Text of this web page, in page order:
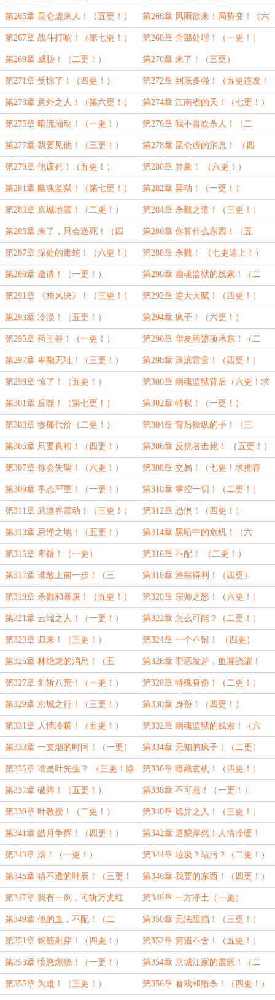
更！）
第265章 昆仑虚来人！（五更！） 第266章 风雨欲来！局势变！（六
更，求推荐票！）
第267章 战斗打响！（第七更！） 第268章 全部处理！（一更！）
第269章 威胁！（二更！） 第270章 来了！（三更）
第271章 受惊了！（四更！） 第272章 到底多强！（五更连发！
求推荐票！）
第273章 意外之人！（第六更！） 第274章 江南省的天！（七更！）
第275章 暗流涌动！（一更！） 第276章 我不喜欢杀人！（二
更！）
第277章 我要见他！（三更！） 第278章 昆仑虚的消息！ （四
更！）
第279章 他该死！（五更！） 第280章 异象！ （六更！）
第281章 幽魂监狱！（第七更！） 第282章 异动！（一更！）
第283章 京城地震！（二更！） 第284章 杀戮之道！（三更！）
第285章 来了，只会送死！（四
更！）
第286章 你算什么东西！（五
更！）
第287章 深处的毒蛇！（六更！） 第288章 杀戮！ （七更送上！）
第289章 邀请！（一更！） 第290章 幽魂监狱的线索！（二
更！）
第291章 《乘风决》！（三更！） 第292章 逆天天赋！（四更！）
第293章 冷漠！（五更！） 第294章 疯子！（六更！）
第295章 药王谷！（一更！） 第296章 华夏药盟项承东！（二
更！）
第297章 卑鄙无耻！（三更！） 第298章 滚滚雷音！（四更！）
第299章 惊了！（五更！） 第300章 幽魂监狱背后（六更！求
推荐票！）
第301章 反噬！（第七更！） 第302章 特权！（一更！）
第303章 惨痛代价（二更！） 第304章 背后操纵的手！（三
更！）
第305章 只要真相！（四更！） 第306章 反抗者击毙！ （五更！）
第307章 你会失望！（六更！） 第308章 交易！（七更！求推荐
票！）
第309章 事态严重！（一更！） 第310章 掌控一切！（二更！）
第311章 武道界震动！（三更！） 第312章 恐惧！（四更！）
第313章 忌惮之地！（五更！） 第314章 黑暗中的危机！（六
更！）
第315章 卑微！（一更） 第316章 不配！ （二更！）
第317章 谁敢上前一步！（三
更！）
第318章 渔翁得利！（四更）
第319章 杀戮和暴戾！（五更！） 第320章 宗师之怒！（六更！）
第321章 云端之人！（一更！） 第322章 怎么可能？（二更！）
第323章 归来！（三更！） 第324章 一个不留！ （四更）
第325章 林绝龙的消息！（五
更！）
第326章 罪恶发芽，血腥浇灌！
（六更！求推荐票！）
第327章 剑斩八荒！（一更！） 第328章 特殊身份！（二更！）
第329章 京城之行！（三更！） 第330章 身份！（四更！）
第331章 人情冷暖！（五更！） 第332章 幽魂监狱的线索！（六
更！）
第333章 一支烟的时间！（一更） 第334章 无知的疯子！（二更）
第335章 谁是叶先生？ （三更！除
夕夜快乐）
第336章 暗藏玄机！（四更！）
第337章 破阵！（五更！） 第338章 不可惹！（一更！）
第339章 叶教授！（二更！） 第340章 诡异之人！（三更！）
第341章 皓月争辉！（四更！） 第342章 道貌岸然！人情冷暖！
（五更！）
第343章 滚！（一更！） 第344章 垃圾？玷污？（二更！）
第345章 猜不透的叶辰！（三更！
求推荐票~）
第346章 我要的东西！（四更！）
第347章 我有一剑，可斩万丈红
尘！ （五更）
第348章 一方净土（一更）
第349章 他的血，不配！（二
更！）
第350章 无法阻挡！（三更！）
第351章 钢筋射穿！（四更！） 第352章 穷追不舍！（五更！）
第353章 愤怒燃烧！（一更！） 第354章 京城江家的震怒！（二
更！）
第355章 为难！（三更！） 第356章 看戏和猎杀！（四更！）